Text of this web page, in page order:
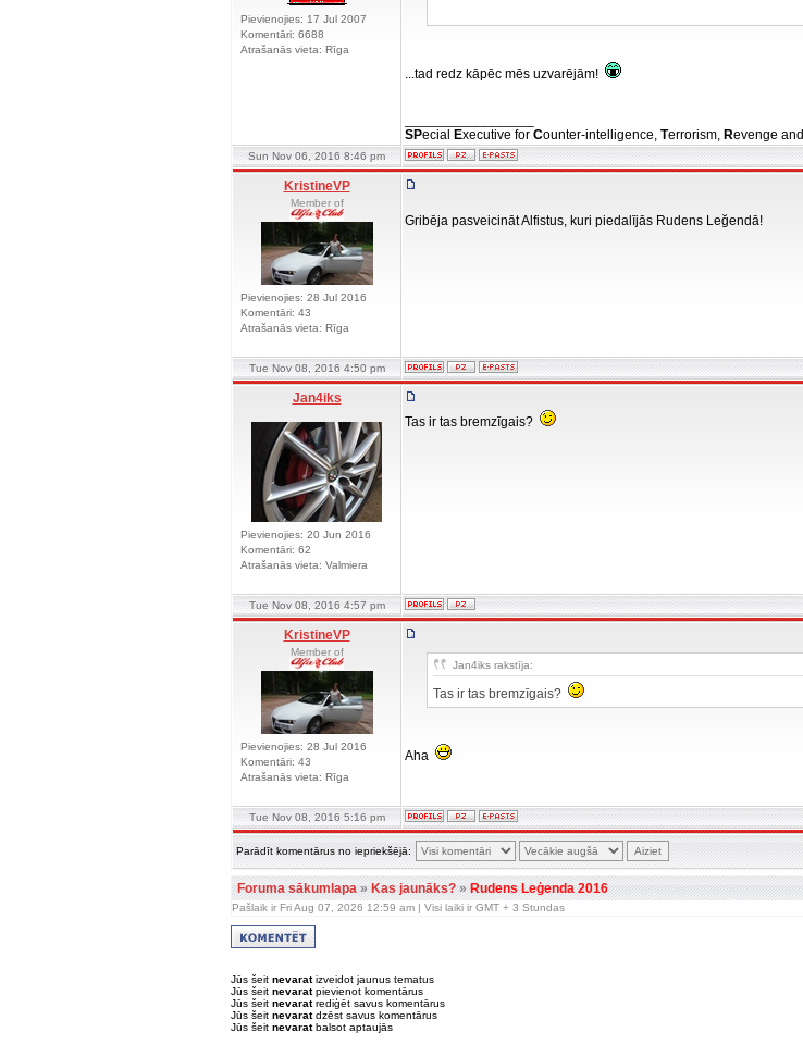
Pievienojies: 17 Jul 2007
Komentāri: 6688
Atrašanās vieta: Rīga
...tad redz kāpēc mēs uzvarējām!
SPecial Executive for Counter-intelligence, Terrorism, Revenge and
Sun Nov 06, 2016 8:46 pm
KristineVP
Member of
Pievienojies: 28 Jul 2016
Komentāri: 43
Atrašanās vieta: Rīga
Gribēja pasveicināt Alfistus, kuri piedalījās Rudens Leğendā!
Tue Nov 08, 2016 4:50 pm
Jan4iks
Pievienojies: 20 Jun 2016
Komentāri: 62
Atrašanās vieta: Valmiera
Tas ir tas bremzīgais?
Tue Nov 08, 2016 4:57 pm
KristineVP
Member of
Pievienojies: 28 Jul 2016
Komentāri: 43
Atrašanās vieta: Rīga
Jan4iks rakstīja:
Tas ir tas bremzīgais?
Aha
Tue Nov 08, 2016 5:16 pm
Parādīt komentārus no iepriekšējā:
Foruma sākumlapa»Kas jaunāks?»Rudens Leģenda 2016
Pašlaik ir Fri Aug 07, 2026 12:59 am | Visi laiki ir GMT + 3 Stundas
Jūs šeit nevaratizveidot jaunus tematus
Jūs šeit nevaratpievienot komentārus
Jūs šeit nevaratrediģēt savus komentārus
Jūs šeit nevaratdzēst savus komentārus
Jūs šeit nevaratbalsot aptaujās